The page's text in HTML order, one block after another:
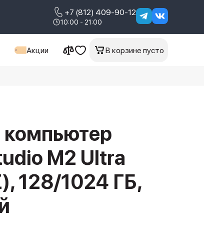
+7 (812) 409-90-12
10:00 - 21:00
Акции В корзине пусто
M2 Ultra
128/1024 ГБ,